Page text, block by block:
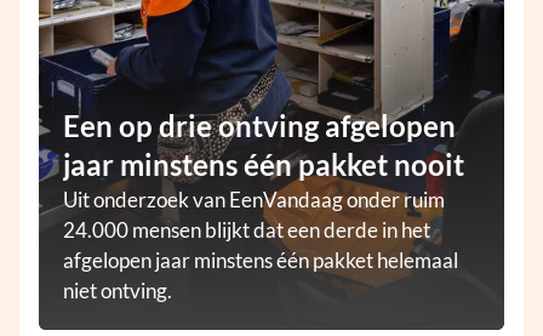
Een op drie ontving afgelopen
jaar minstens één pakket nooit
Uit onderzoek van EenVandaag onder ruim
24.000 mensen blijkt dat een derde in het
afgelopen jaar minstens één pakket helemaal
niet ontving.